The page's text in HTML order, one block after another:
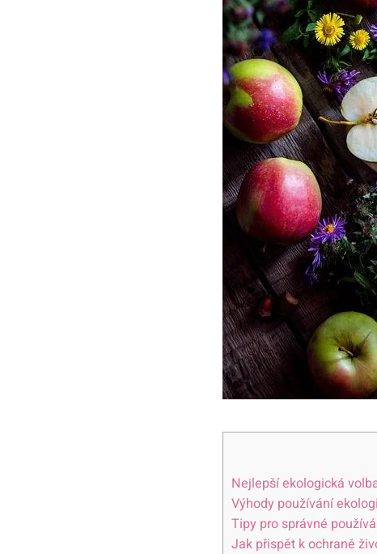
Nejlepší ekologická
Výhody používání
Tipy pro správné
Jak přispět k ochraně